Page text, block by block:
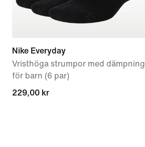
Nike Everyday
Vristhöga strumpor med dämpning
för barn (6 par)
229,00 kr
229,00 kr